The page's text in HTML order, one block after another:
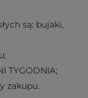
są: bujaki,
TYGODNIA;
zakupu.